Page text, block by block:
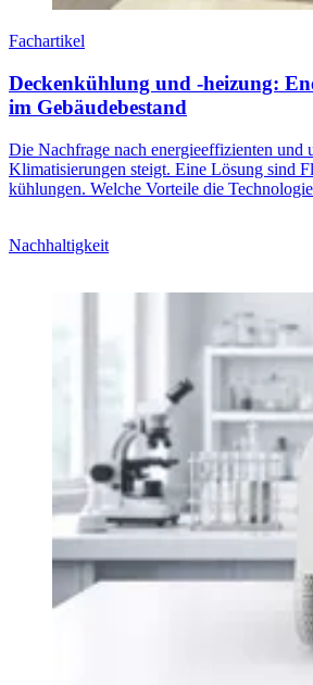
Fachartikel
Deckenkühlung und -heizung:
im Gebäudebestand
Die Nachfrage nach energieeffizienten und
Klimatisierungen steigt. Eine Lösung sind
kühlungen. Welche Vorteile die
Nachhaltigkeit